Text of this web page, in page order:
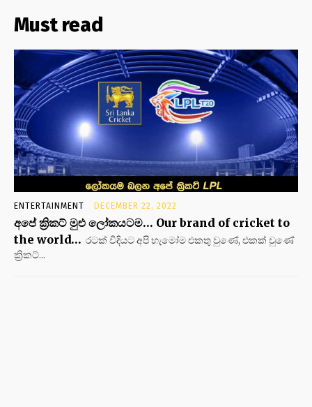
Must read
ENTERTAINMENT DECEMBER 22, 2022
අපේ ක්‍රිකට් මුළු ලෝකයටම… Our brand of cricket to
the world… රටක් විදියට අපි හැමෝම එකතු වුණේ, එකක් වුණේ
ක්‍රිකට්...